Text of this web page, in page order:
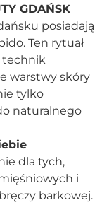
GDAŃSK
posiadają
Ten rytuał
technik
warstwy skóry
tylko
naturalnego
dla tych,
i
barkowej.